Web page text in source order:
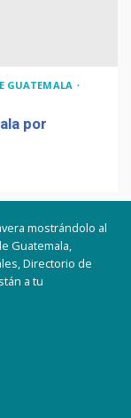
GUATEMALA
por
mostrándolo al
Guatemala,
Directorio de
a tu